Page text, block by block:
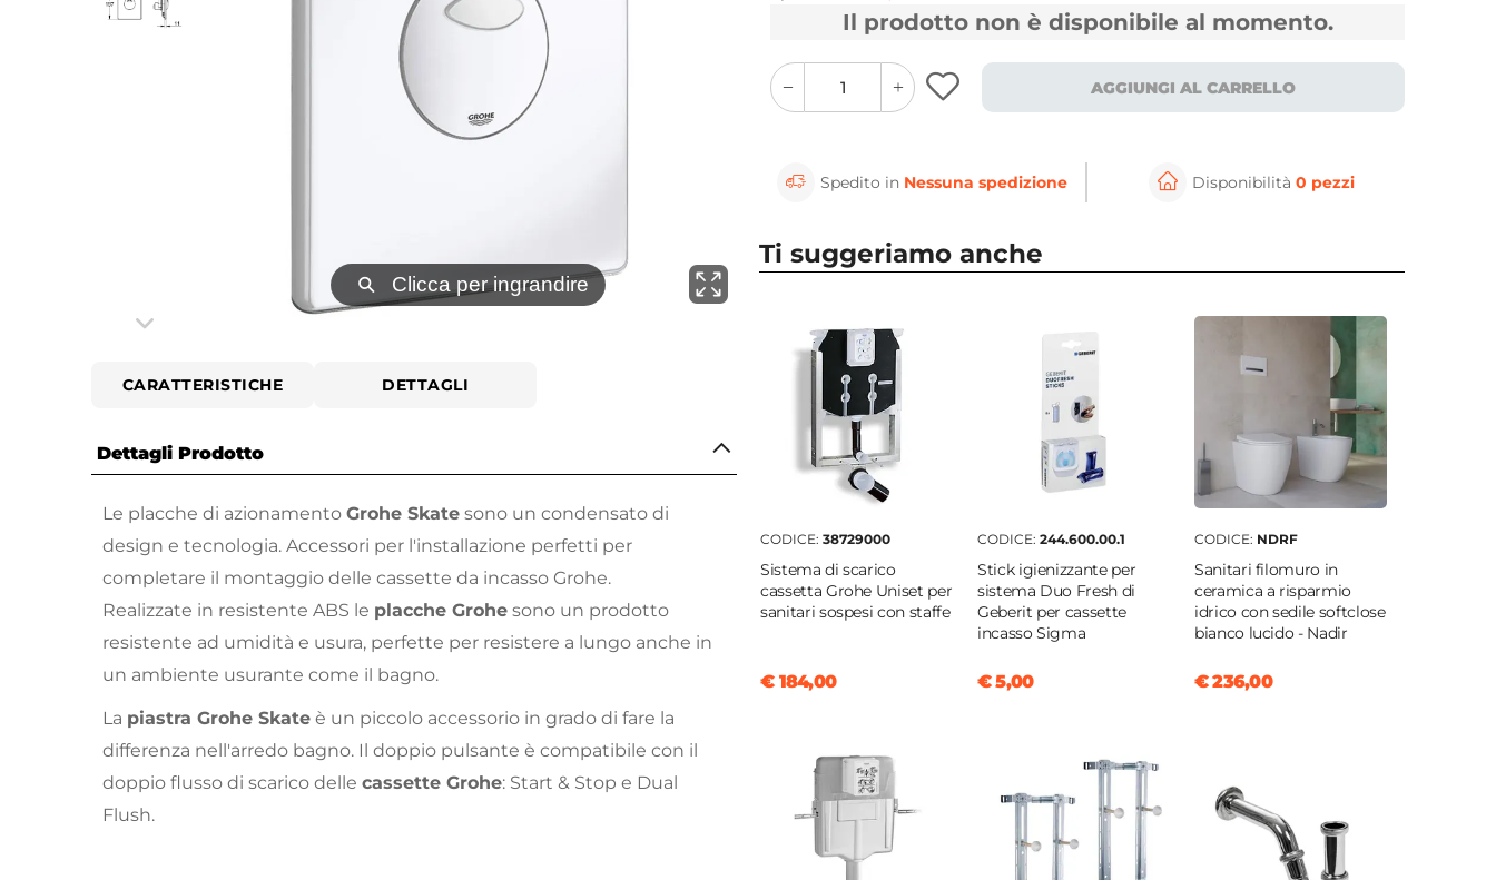
⚲ Clicca per ingrandire
CARATTERISTICHE DETTAGLI
Dettagli Prodotto
Le placche di azionamento Grohe Skate sono un condensato di
design e tecnologia. Accessori per l'installazione perfetti per
completare il montaggio delle cassette da incasso Grohe.
Realizzate in resistente ABS le placche Grohe sono un prodotto
resistente ad umidità e usura, perfette per resistere a lungo anche in
un ambiente usurante come il bagno.
La piastra Grohe Skate è un piccolo accessorio in grado di fare la
differenza nell'arredo bagno. Il doppio pulsante è compatibile con il
doppio flusso di scarico delle cassette Grohe: Start & Stop e Dual
Flush.
Il prodotto non è disponibile al momento.
quantity
button
quantity
minus
button
AGGIUNGI AL CARRELLO
Spedito in Nessuna spedizione Disponibilità 0 pezzi
Ti suggeriamo anche
CODICE: 38729000
Sistema di scarico
cassetta Grohe Uniset per
sanitari sospesi con staffe
€ 184,00
CODICE: 244.600.00.1
Stick igienizzante per
sistema Duo Fresh di
Geberit per cassette
incasso Sigma
€ 5,00
CODICE: NDRF
Sanitari filomuro in
ceramica a risparmio
idrico con sedile softclose
bianco lucido - Nadir
€ 236,00